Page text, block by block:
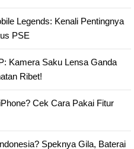
Legends: Kenali Pentingnya
PSE
Kamera Saku Lensa Ganda
Ribet!
Cek Cara Pakai Fitur
Speknya Gila, Baterai